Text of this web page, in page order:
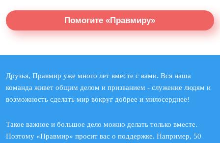
Помогите «Правмиру»
Друзья, Правмир уже много лет вместе с вами. Вся наша
команда живет общим делом и призванием - служение людям и
возможность сделать мир вокруг добрее и милосерднее!
Такое важное и большое дело можно делать только вместе.
Поэтому «Правмир» просит вас о поддержке. Например, 50